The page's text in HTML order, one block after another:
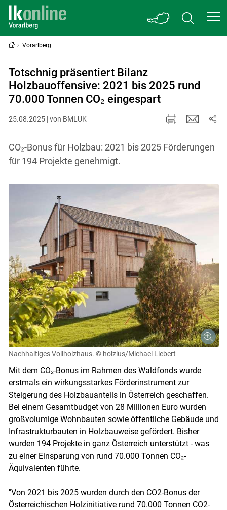
Vorarlberg
Totschnig präsentiert Bilanz
Holzbauoffensive: 2021 bis 2025 rund
70.000 Tonnen CO₂ eingespart
25.08.2025 | von BMLUK
CO₂-Bonus für Holzbau: 2021 bis 2025 Förderungen
für 194 Projekte genehmigt.
Nachhaltiges Vollholzhaus. © holzius/Michael Liebert
Mit dem CO₂-Bonus im Rahmen des Waldfonds wurde
erstmals ein wirkungsstarkes Förderinstrument zur
Steigerung des Holzbauanteils in Österreich geschaffen.
Bei einem Gesamtbudget von 28 Millionen Euro wurden
großvolumige Wohnbauten sowie öffentliche Gebäude und
Infrastrukturbauten in Holzbauweise gefördert. Bisher
wurden 194 Projekte in ganz Österreich unterstützt - was
zu einer Einsparung von rund 70.000 Tonnen CO₂-
Äquivalenten führte.
"Von 2021 bis 2025 wurden durch den CO2-Bonus der
Österreichischen Holzinitiative rund 70.000 Tonnen CO2-